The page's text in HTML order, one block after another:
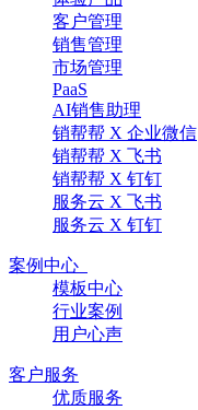
客户管理
销售管理
市场管理
PaaS
AI销售助理
销帮帮 X 企业微信
销帮帮 X 飞书
销帮帮 X 钉钉
服务云 X 飞书
服务云 X 钉钉
案例中心
模板中心
行业案例
用户心声
客户服务
优质服务